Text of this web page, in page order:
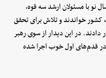
نو با مسئولان ارشد سه قوه،
کشور خواندند و تلاش برای تحقق
در این دیدار از سوی رهبر
قدم‌های اول خوب اجرا شده